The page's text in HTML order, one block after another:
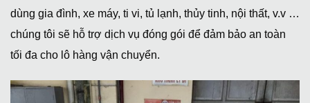
dùng gia đình, xe máy, ti vi, tủ lạnh, thủy tinh, nội thất, v.v …
chúng tôi sẽ hỗ trợ dịch vụ đóng gói để đảm bảo an toàn
tối đa cho lô hàng vận chuyển.